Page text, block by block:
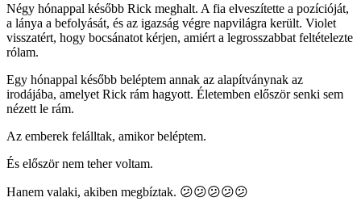
Négy hónappal később Rick meghalt. A fia elveszítette a pozícióját,
a lánya a befolyását, és az igazság végre napvilágra került. Violet
visszatért, hogy bocsánatot kérjen, amiért a legrosszabbat feltételezte
rólam.
Egy hónappal később beléptem annak az alapítványnak az
irodájába, amelyet Rick rám hagyott. Életemben először senki sem
nézett le rám.
Az emberek felálltak, amikor beléptem.
És először nem teher voltam.
Hanem valaki, akiben megbíztak. 😕😕😕😕😕